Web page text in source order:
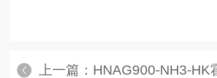
上一篇： HNAG900-NH3-HK霍尼艾格便